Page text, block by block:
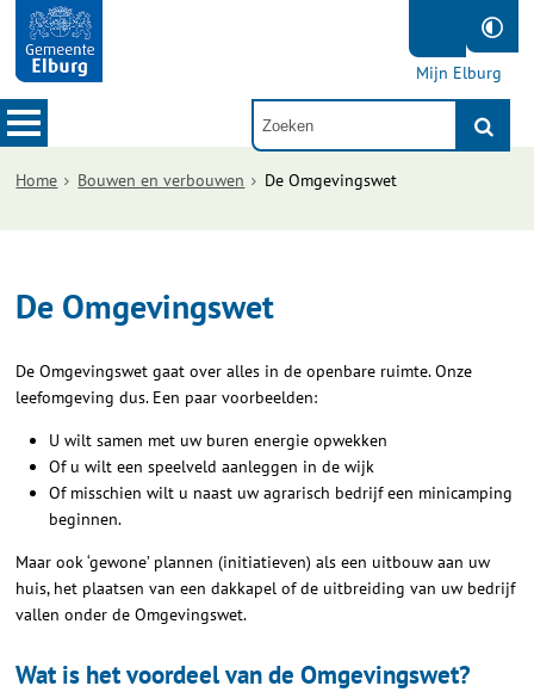
Mijn Elburg
Home Bouwen en verbouwen De Omgevingswet
De Omgevingswet
De Omgevingswet gaat over alles in de openbare ruimte. Onze
leefomgeving dus. Een paar voorbeelden:
U wilt samen met uw buren energie opwekken
Of u wilt een speelveld aanleggen in de wijk
Of misschien wilt u naast uw agrarisch bedrijf een minicamping
beginnen.
Maar ook ‘gewone’ plannen (initiatieven) als een uitbouw aan uw
huis, het plaatsen van een dakkapel of de uitbreiding van uw bedrijf
vallen onder de Omgevingswet.
Wat is het voordeel van de Omgevingswet?